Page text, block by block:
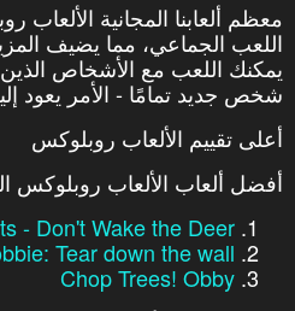
معظم ألعابنا المجانية
اللعب الجماعي، مما يضيف
يمكنك اللعب مع الأشخاص
شخص جديد تمامًا - الأمر يعود
أعلى تقييم الألعاب روبلوكس
أفضل ألعاب الألعاب روبلوكس
- Don't Wake the Deer!
Tear down the wall
Chop Trees! Obby